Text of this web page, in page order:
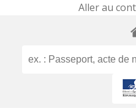
Aller au